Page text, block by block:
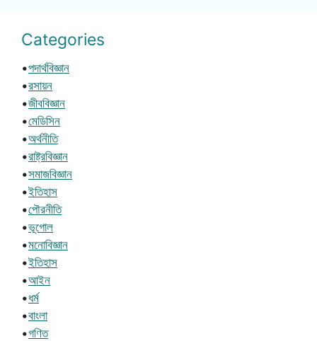
Categories
•পদার্থবিজ্ঞান
•রসায়ন
•জীববিজ্ঞান
•মেডিসিন
•অর্থনীতি
•রাষ্ট্রবিজ্ঞান
•সমাজবিজ্ঞান
•ইতিহাস
•পৌরনীতি
•ভূগোল
•মনোবিজ্ঞান
•ইতিহাস
•আইন
•ধর্ম
•বাংলা
•গণিত